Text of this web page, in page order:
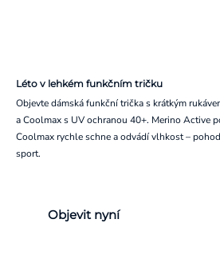
Léto v lehkém funkčním tričku
Objevte dámská funkční trička s krátkým
a Coolmax s UV ochranou 40+. Merino Active
Coolmax rychle schne a odvádí vlhkost –
sport.
Objevit nyní